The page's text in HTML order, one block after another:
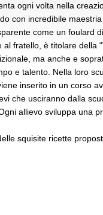
ogni volta nella
con incredibile
come un foulard
fratello, è titolare della
ma anche e
e talento. Nella loro
inserito in un corso
che usciranno dalla
allievo sviluppa una
squisite ricette